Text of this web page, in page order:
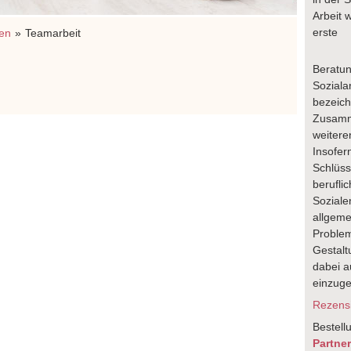
Teamarbeit
Arbeit
erste
dabei